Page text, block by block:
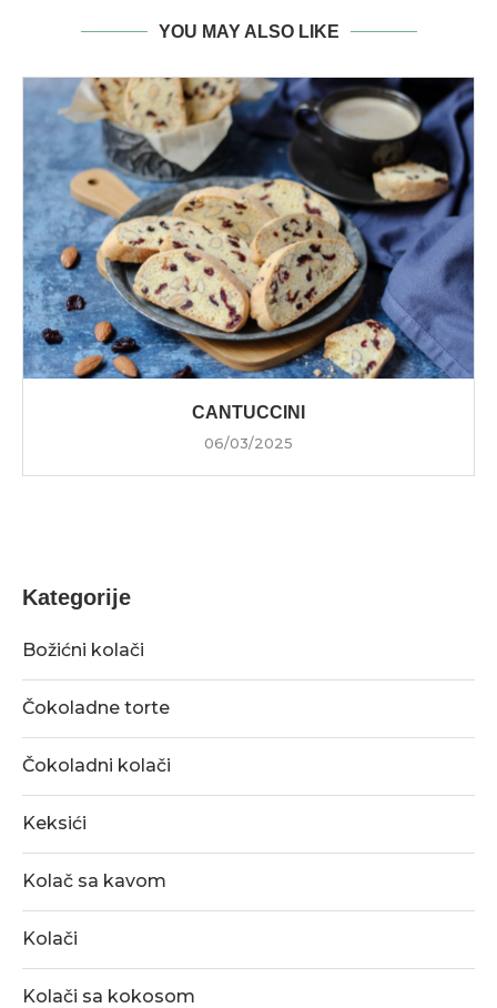
YOU MAY ALSO LIKE
CANTUCCINI
06/03/2025
Kategorije
Božićni kolači
Čokoladne torte
Čokoladni kolači
Keksići
Kolač sa kavom
Kolači
Kolači sa kokosom